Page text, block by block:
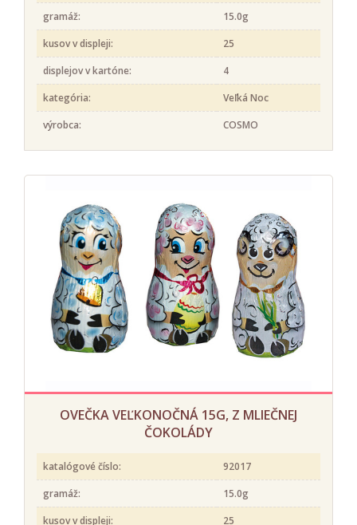
gramáž:
15.0g
kusov v displeji:
25
displejov v kartóne:
4
kategória:
Veľká Noc
výrobca:
COSMO
OVEČKA VEĽKONOČNÁ 15G, Z MLIEČNEJ
ČOKOLÁDY
katalógové číslo:
92017
gramáž:
15.0g
kusov v displeji:
25